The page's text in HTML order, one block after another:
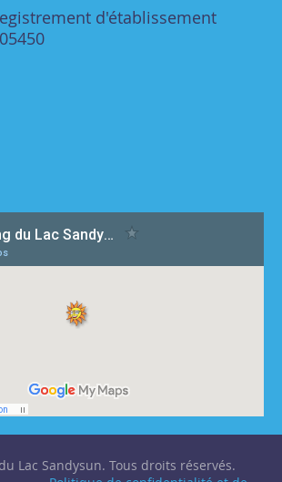
d'établissement
Lac Sandysun. Tous droits réservés.